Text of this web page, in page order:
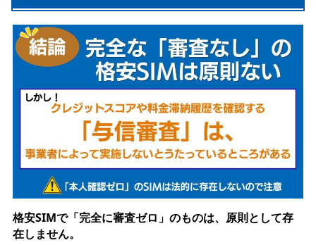
格安SIMで「完全に審査ゼロ」のものは、原則として存
在しません。